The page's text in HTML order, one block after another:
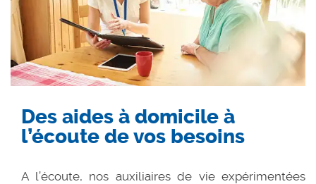
Des aides à domicile à
l’écoute de vos besoins
A l’écoute, nos auxiliaires de vie expérimentées